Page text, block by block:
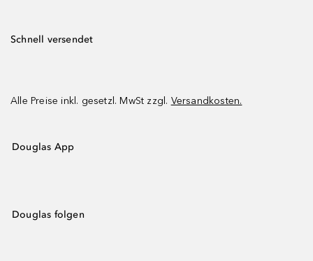
Schnell versendet
Alle Preise inkl. gesetzl. MwSt zzgl. Versandkosten.
Douglas App
Douglas folgen